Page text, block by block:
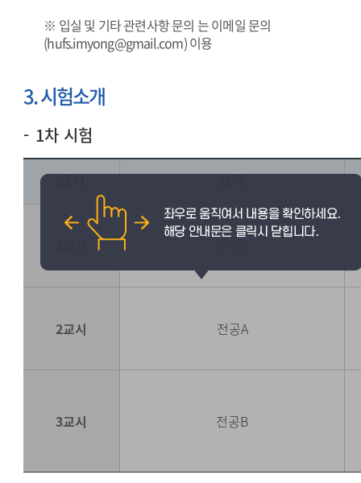
※ 입실 및 기타 관련사항 문의 는 이메일 문의
(hufs.imyong@gmail.com) 이용
3. 시험소개
1차 시험
교시 과목
2교시 전공A
3교시 전공B